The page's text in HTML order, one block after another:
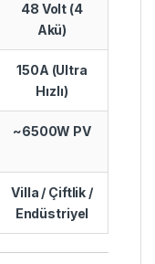
48 Volt (4
Akü)
150A (Ultra
Hızlı)
~6500W PV
Villa / Çiftlik /
Endüstriyel